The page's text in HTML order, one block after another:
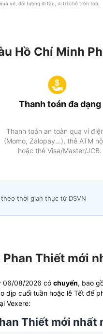
vé, đối tượng đi tàu, vị trí chỗ trên toa.
Hồ Chí Minh
Thanh toán đa dạng
Thanh toán an toàn qua ví
(Momo, Zalopay...), thẻ ATM
hoặc thẻ Visa/Master/JCB.
thời gian thực từ DSVN
Phan Thiết mới
06/08/2026 có chuyến, bao
dịp cuối tuần hoặc lễ Tết để
Vexere:
Thiết mới